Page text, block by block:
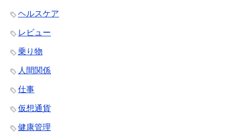
ヘルスケア
レビュー
乗り物
人間関係
仕事
仮想通貨
健康管理